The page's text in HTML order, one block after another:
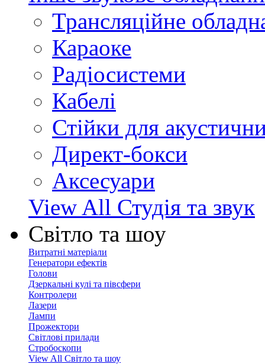
Трансляційне
Караоке
Радіосистеми
Кабелі
Стійки для
Директ-бокси
Аксесуари
View All Студія та звук
Світло та шоу
Витратні матеріали
Генератори ефектів
Голови
Дзеркальні кулі та півсфери
Контролери
Лазери
Лампи
Прожектори
Світлові прилади
Стробоскопи
View All Світло та шоу